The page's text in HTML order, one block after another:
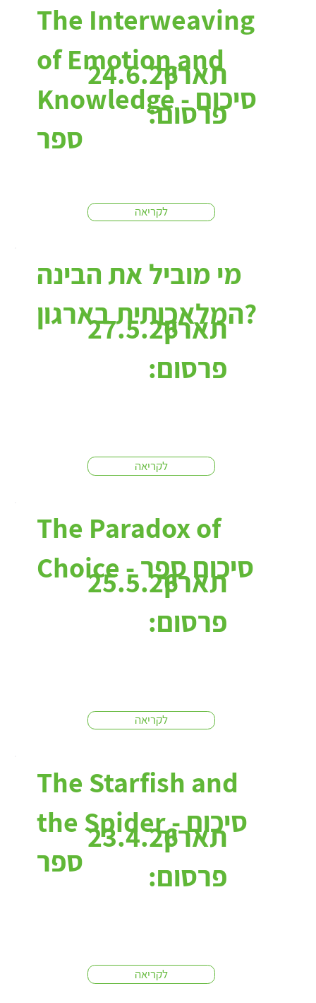
The Interweaving
of Emotion and
Knowledge - סיכום
ספר
לקריאה
24.6.26תאריך
פרסום:
מי מוביל את הבינה
המלאכותית בארגון?
לקריאה
27.5.26תאריך
פרסום:
The Paradox of
Choice - סיכום ספר
לקריאה
25.5.26תאריך
פרסום:
The Starfish and
the Spider - סיכום
ספר
לקריאה
23.4.26תאריך
פרסום: